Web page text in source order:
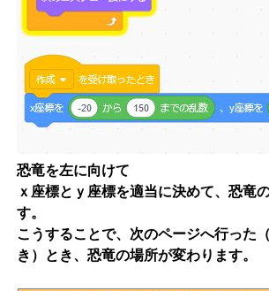
恐竜を左に向けて
ｘ座標とｙ座標を適当に決めて、恐竜
す。
こうすることで、次のページへ行った
き）とき、恐竜の場所が変わります。